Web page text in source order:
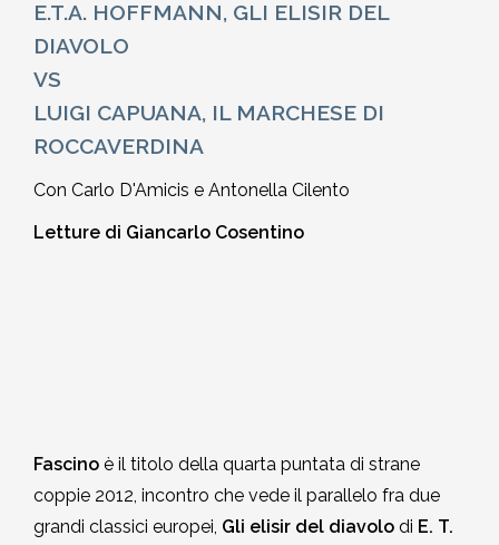
E.T.A. HOFFMANN, GLI ELISIR DEL
DIAVOLO
VS
LUIGI CAPUANA, IL MARCHESE DI
ROCCAVERDINA
Con Carlo D'Amicis e Antonella Cilento
Letture di Giancarlo Cosentino
Fascino è il titolo della quarta puntata di strane
coppie 2012, incontro che vede il parallelo fra due
grandi classici europei, Gli elisir del diavolo di E. T.
2002-2003
2001-2002
2000-2001